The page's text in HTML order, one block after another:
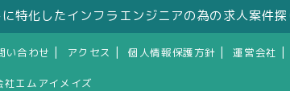
化したインフラエンジニアの為の求人案件探
い合わせ アクセス 個人情報保護方針 運営会社
社エムアイメイズ